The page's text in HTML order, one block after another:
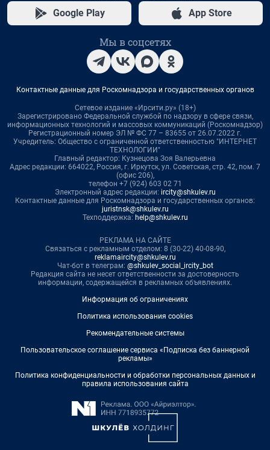
Google Play App Store
Мы в соцсетях
Контактные данные для Роскомнадзора и государственных органов
Сетевое издание «Ирсити.ру» (18+)
Зарегистрировано Федеральной службой по надзору в сфере связи,
информационных технологий и массовых коммуникаций (Роскомнадзор)
Регистрационный номер ЭЛ № ФС 77 – 83655 от 26.07.2022 г.
Учредитель: Общество с ограниченной ответственностью "ИНТЕРНЕТ
ТЕХНОЛОГИИ"
Главный редактор: Кузнецова Зоя Валерьевна
Адрес редакции: 664022, Россия, г. Иркутск, ул. Советская, стр. 42, пом. 7
(офис 206),
телефон +7 (924) 603 02 71
Электронный адрес редакции: ircity@shkulev.ru
Контактные данные для Роскомнадзора и государственных органов:
juristnsk@shkulev.ru
Техподдержка: help@shkulev.ru
РЕКЛАМА НА САЙТЕ
Связаться с рекламным отделом: 8 (30-22) 40-08-90,
reklamaircity@shkulev.ru
Чат-бот в телеграм: @shkulev_social_ircity_bot
Редакция сайта не несет ответственности за достоверность
информации, содержащейся в рекламных объявлениях.
Информация об ограничениях
Политика использования cookies
Рекомендательные системы
Пользовательское соглашение сервиса «Подписка без баннерной
рекламы»
Политика конфиденциальности и обработки персональных данных и
правила использования сайта